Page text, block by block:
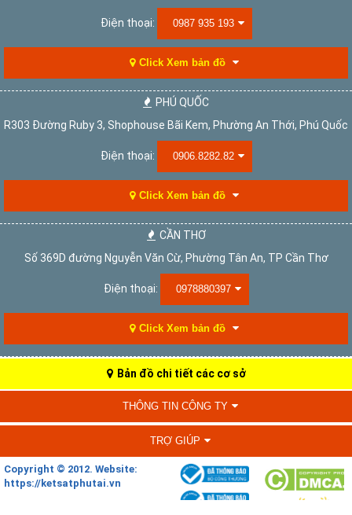
Điện thoại: 0987 935 193
Click Xem bản đồ
PHÚ QUỐC
R303 Đường Ruby 3, Shophouse Bãi Kem, Phường An Thới, Phú Quốc
Điện thoại: 0906.8282.82
Click Xem bản đồ
CẦN THƠ
Số 369D đường Nguyễn Văn Cừ, Phường Tân An, TP Cần Thơ
Điện thoại: 0978880397
Click Xem bản đồ
Bản đồ chi tiết các cơ sở
THÔNG TIN CÔNG TY
TRỢ GIÚP
Copyright © 2012. Website:
https://ketsatphutai.vn